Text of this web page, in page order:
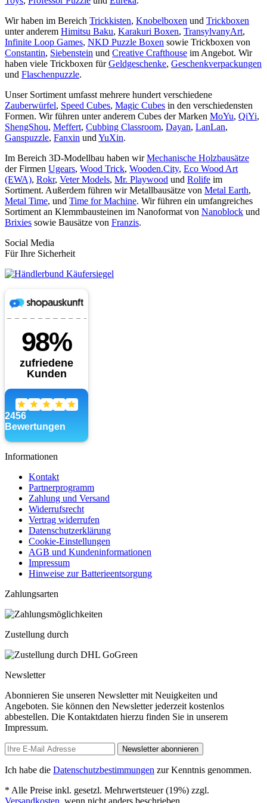
Wir haben im Bereich Trickkisten, Knobelboxen und Trickboxen
unter anderem Himitsu Baku, Karakuri Boxen, TransylvanyArt,
Infinite Loop Games, NKD Puzzle Boxen sowie Trickboxen von
Constantin, Siebenstein und Creative Crafthouse im Angebot. Wir
haben viele Trickboxen fürGeldgeschenke, Geschenkverpackungen
und Flaschenpuzzle.
Unser Sortiment umfasst mehrere hundert verschiedene
Zauberwürfel, Speed Cubes, Magic Cubes in den verschiedensten
Formen. Wir führen unter anderem Cubes der Marken MoYu, QiYi,
ShengShou, Meffert, Cubbing Classroom, Dayan, LanLan,
Ganspuzzle, Fanxin und YuXin.
Im Bereich 3D-Modellbau haben wirMechanische Holzbausätze
der Firmen Ugears, Wood Trick, Wooden.City, Eco Wood Art
(EWA), Rokr, Veter Models, Mr. Playwood und Rolife im
Sortiment. Außerdem führen wir Metallbausätze von Metal Earth,
Metal Time, und Time for Machine. Wir führen ein umfangreiches
Sortiment an Klemmbausteinen im Nanoformat von Nanoblock und
Brixies sowie Bausätze von Franzis.
Social Media
Für Ihre Sicherheit
Informationen
Kontakt
Partnerprogramm
Zahlung und Versand
Widerrufsrecht
Vertrag widerrufen
Datenschutzerklärung
Cookie-Einstellungen
AGB und Kundeninformationen
Impressum
Hinweise zur Batterieentsorgung
Zahlungsarten
Zustellung durch
Newsletter
Abonnieren Sie unseren Newsletter mit Neuigkeiten und
Angeboten. Sie können den Newsletter jederzeit kostenlos
abbestellen. Die Kontaktdaten hierzu finden Sie in unserem
Impressum.
Newsletter abonnieren
Ich habe die Datenschutzbestimmungen zur Kenntnis genommen.
* Alle Preise inkl. gesetzl. Mehrwertsteuer (19%) zzgl.
Versandkosten , wenn nicht anders beschrieben